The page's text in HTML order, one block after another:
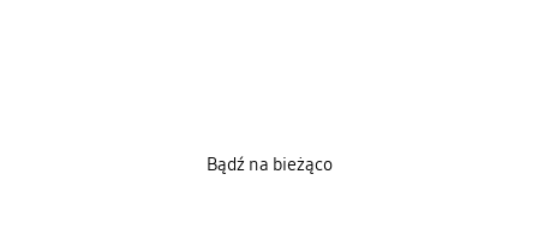
Bądź na bieżąco